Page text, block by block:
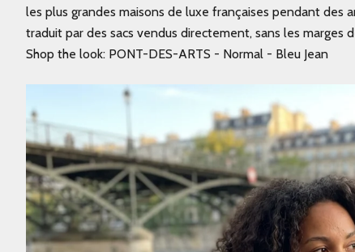
les plus grandes maisons de luxe françaises pendant des
traduit par des sacs vendus directement, sans les marges
Shop the look: PONT-DES-ARTS - Normal - Bleu Jean